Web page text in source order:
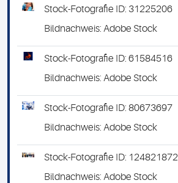
Stock-Fotografie ID: 31225206
Bildnachweis: Adobe Stock
Stock-Fotografie ID: 61584516
Bildnachweis: Adobe Stock
Stock-Fotografie ID: 80673697
Bildnachweis: Adobe Stock
Stock-Fotografie ID: 124821872
Bildnachweis: Adobe Stock